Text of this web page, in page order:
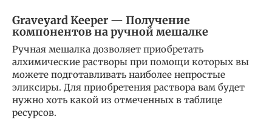
Graveyard Keeper — Получение
компонентов на ручной мешалке
Ручная мешалка дозволяет приобретать
алхимические растворы при помощи которых вы
можете подготавливать наиболее непростые
эликсиры. Для приобретения раствора вам будет
нужно хоть какой из отмеченных в таблице
ресурсов.